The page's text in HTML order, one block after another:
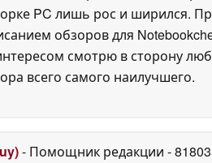
PC лишь рос и ширился.
обзоров для
смотрю в сторону
всего самого наилучшего.
- Помощник редакции -